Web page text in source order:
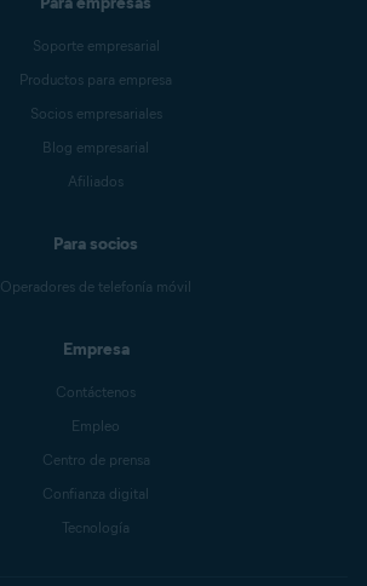
Soporte empresarial
Productos para empresa
Socios empresariales
Blog empresarial
Afiliados
Para socios
Operadores de telefonía móvil
Empresa
Contáctenos
Empleo
Centro de prensa
Confianza digital
Tecnología